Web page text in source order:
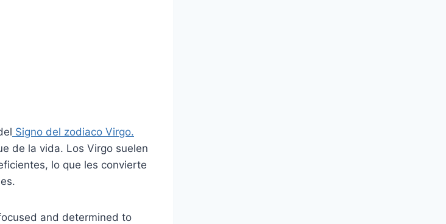
Signo del zodiaco Virgo.
de la vida. Los Virgo suelen
lo que les convierte
and determined to